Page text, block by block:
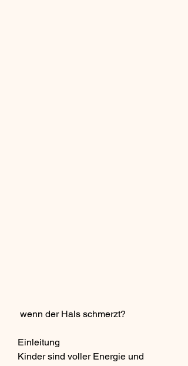
wenn der Hals schmerzt?
Einleitung
Kinder sind voller Energie und